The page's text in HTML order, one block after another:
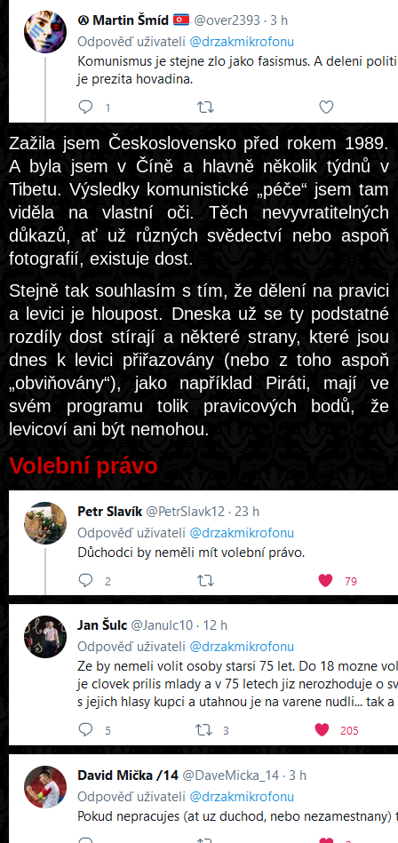
Zažila jsem Československo před rokem 1989.
A byla jsem v Číně a hlavně několik týdnů v
Tibetu. Výsledky komunistické „péče“ jsem tam
viděla na vlastní oči. Těch nevyvratitelných
důkazů, ať už různých svědectví nebo aspoň
fotografií, existuje dost.
Stejně tak souhlasím s tím, že dělení na pravici
a levici je hloupost. Dneska už se ty podstatné
rozdíly dost stírají a některé strany, které jsou
dnes k levici přiřazovány (nebo z toho aspoň
„obviňovány“), jako například Piráti, mají ve
svém programu tolik pravicových bodů, že
levicoví ani být nemohou.
Volební právo